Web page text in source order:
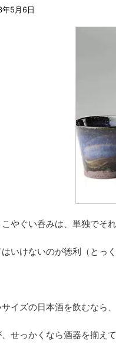
5月6日
やぐい呑みは、単独でそ
いけないのが徳利（とっく
イズの日本酒を飲むなら
、せっかくなら酒器を揃え